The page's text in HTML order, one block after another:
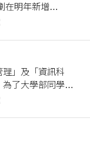
社群行銷與分析』
需求。105學年
人材之主軸， 透
強調專題實
和「產學合作實
」及「資訊科
了大學部同學的
應用的知識基礎
述的各項專業知
量，期望學生能